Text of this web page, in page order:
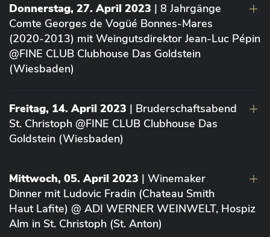
Donnerstag, 27. April 2023 | 8 Jahrgänge
Comte Georges de Vogüé Bonnes-Mares
(2020-2013) mit Weingutsdirektor Jean-Luc Pépin
@FINE CLUB Clubhouse Das Goldstein
(Wiesbaden)
Freitag, 14. April 2023 | Bruderschaftsabend
St. Christoph @FINE CLUB Clubhouse Das
Goldstein (Wiesbaden)
Mittwoch, 05. April 2023 | Winemaker
Dinner mit Ludovic Fradin (Chateau Smith
Haut Lafite) @ ADI WERNER WEINWELT, Hospiz
Alm in St. Christoph (St. Anton)